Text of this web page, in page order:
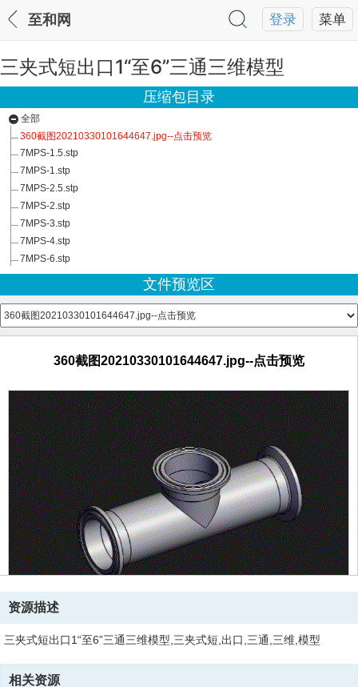
菜单
登录
至和网
三夹式短出口1“至6”三通三维模型
压缩包目录
全部
360截图20210330101644647.jpg--点击预览
7MPS-1.5.stp
7MPS-1.stp
7MPS-2.5.stp
7MPS-2.stp
7MPS-3.stp
7MPS-4.stp
7MPS-6.stp
文件预览区
360截图20210330101644647.jpg--点击预览
资源描述
三夹式短出口1“至6”三通三维模型,三夹式短,出口,三通,三维,模型
相关资源